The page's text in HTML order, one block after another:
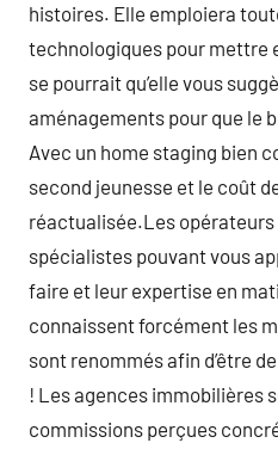
histoires. Elle emploiera
technologiques pour mettre
se pourrait qu’elle vous
aménagements pour que le
Avec un home staging bien
second jeunesse et le coût
réactualisée.Les
spécialistes pouvant vous
faire et leur expertise en
connaissent forcément les
sont renommés afin d’être
! Les agences immobilières
commissions perçues